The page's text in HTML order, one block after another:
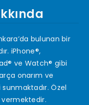
bulunan bir
iPhone®,
ve Watch® gibi
onarım ve
Özel